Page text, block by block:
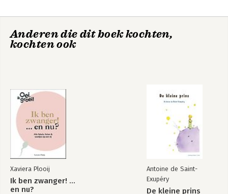
Anderen die dit boek kochten,
kochten ook
Xaviera Plooij
Ik ben zwanger! …
en nu?
Antoine de Saint-
Exupéry
De kleine prins